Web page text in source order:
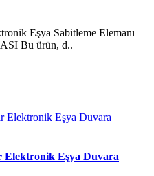
Eşya Sabitleme Elemanı
Bu ürün, d..
Elektronik Eşya Duvara